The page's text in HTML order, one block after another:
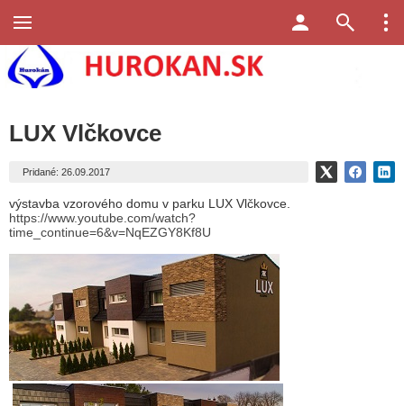
LUX Vlčkovce
Pridané: 26.09.2017
výstavba vzorového domu v parku LUX Vlčkovce.
https://www.youtube.com/watch?
time_continue=6&v=NqEZGY8Kf8U